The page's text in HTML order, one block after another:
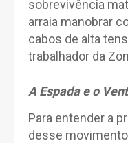
sobrevivência
arraia manobrar
cabos de alta
trabalhador da
A Espada e o
Para entender a
desse